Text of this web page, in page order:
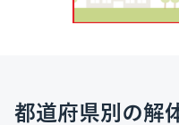
都道府県別の解